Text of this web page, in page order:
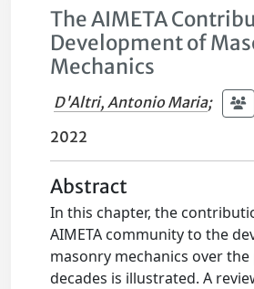
The AIMETA
Development of
Mechanics
D'Altri, Antonio Maria;
2022
Abstract
In this chapter, the
AIMETA community to the
masonry mechanics over the
decades is illustrated. A